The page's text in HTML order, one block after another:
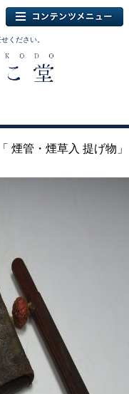
ください。
煙管・煙草入 提げ物」